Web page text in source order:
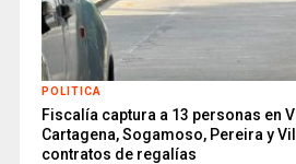
POLITICA
Fiscalía captura a 13 personas en
Cartagena, Sogamoso, Pereira y
contratos de regalías